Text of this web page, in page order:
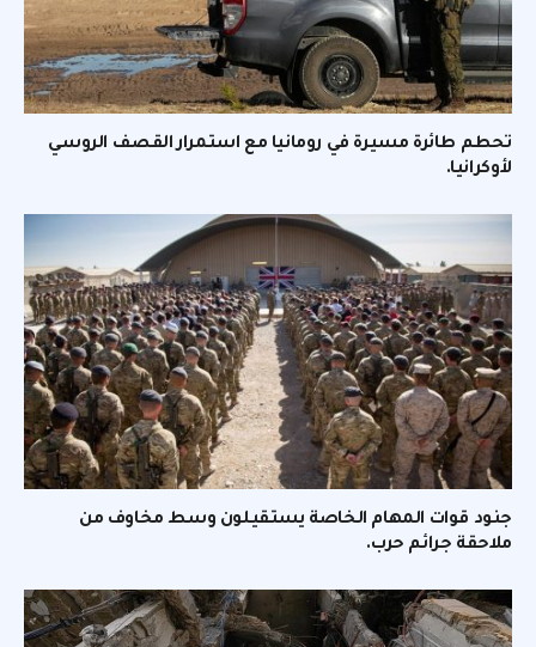
تحطم طائرة مسيرة في رومانيا مع استمرار القصف الروسي
لأوكرانيا.
جنود قوات المهام الخاصة يستقيلون وسط مخاوف من
ملاحقة جرائم حرب.